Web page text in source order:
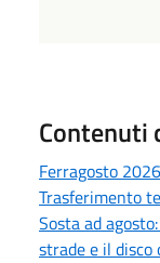
Contenuti
Ferragosto
Trasferimento
Sosta ad
strade e il disco